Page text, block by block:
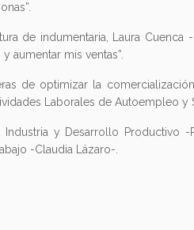
de indumentaria, Laura
aumentar mis ventas”.
de optimizar la
Laborales de Autoempleo y
Industria y Desarrollo
-Claudia Lázaro-.